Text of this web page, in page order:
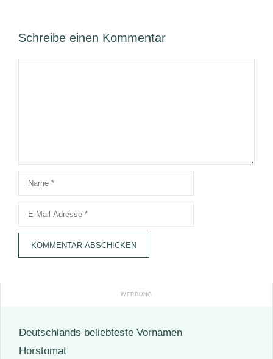
Schreibe einen Kommentar
Name
Deutschlands beliebteste Vornamen
Horstomat